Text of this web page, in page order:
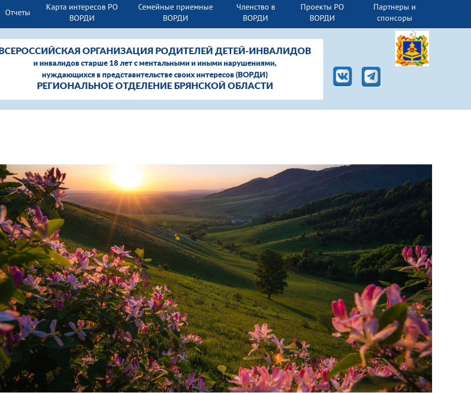
Отчеты
Карта интересов РО
ВОРДИ
Семейные приемные
ВОРДИ
Членство в
ВОРДИ
Проекты РО
ВОРДИ
Партнеры и
спонсоры
ВСЕРОССИЙСКАЯ ОРГАНИЗАЦИЯ РОДИТЕЛЕЙ ДЕТЕЙ-ИНВАЛИДОВ
и инвалидов старше 18 лет с ментальными и иными нарушениями,
нуждающихся в представительстве своих интересов (ВОРДИ)
РЕГИОНАЛЬНОЕ ОТДЕЛЕНИЕ БРЯНСКОЙ ОБЛАСТИ